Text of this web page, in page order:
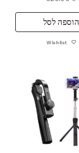
הוספה לסל
Wishlist